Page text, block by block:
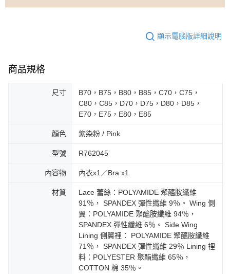
顯示電腦版詳細說明
商品規格
尺寸
B70，B75，B80，B85，C70，C75，
C80，C85，D70，D75，D80，D85，
E70，E75，E80，E85
顏色 紫染粉 / Pink
型號 R762045
內容物 內衣x1／Bra x1
材質
Lace 蕾絲：POLYAMIDE 聚醯胺纖維
91％， SPANDEX 彈性纖維 9％。 Wing 側
翼：POLYAMIDE 聚醯胺纖維 94％，
SPANDEX 彈性纖維 6％。 Side Wing
Lining 側翼裡： POLYAMIDE 聚醯胺纖維
71％， SPANDEX 彈性纖維 29％ Lining 裡
料：POLYESTER 聚酯纖維 65％，
COTTON 棉 35％。